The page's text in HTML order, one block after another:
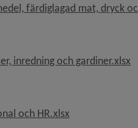
färdiglagad mat, dryck
inredning och gardiner.xlsx,
och HR.xlsx, 15 kB, öppnas